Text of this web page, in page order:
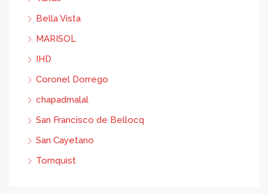
Bella Vista
MARISOL
IHD
Coronel Dorrego
chapadmalal
San Francisco de Bellocq
San Cayetano
Tornquist